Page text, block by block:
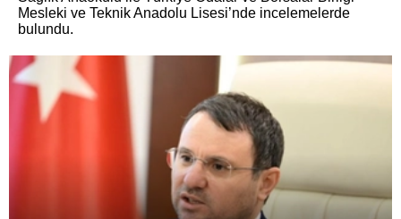
Mesleki ve Teknik Anadolu Lisesi’nde incelemelerde
bulundu.